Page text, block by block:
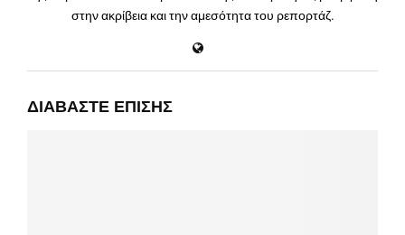
στην ακρίβεια και την αμεσότητα του ρεπορτάζ.
ΔΙΑΒΆΣΤΕ ΕΠΊΣΗΣ